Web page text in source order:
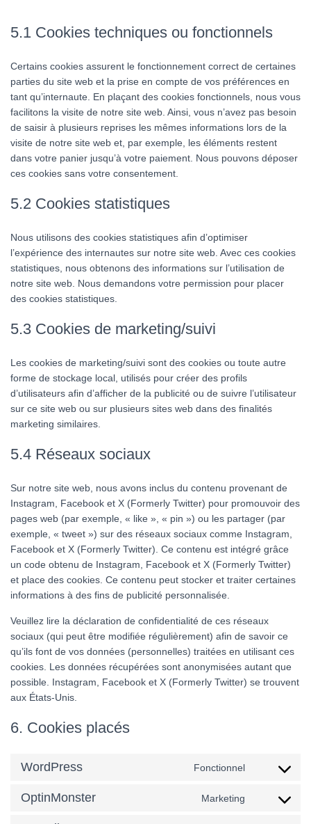
5.1 Cookies techniques ou fonctionnels
Certains cookies assurent le fonctionnement correct de certaines
parties du site web et la prise en compte de vos préférences en
tant qu’internaute. En plaçant des cookies fonctionnels, nous vous
facilitons la visite de notre site web. Ainsi, vous n’avez pas besoin
de saisir à plusieurs reprises les mêmes informations lors de la
visite de notre site web et, par exemple, les éléments restent
dans votre panier jusqu’à votre paiement. Nous pouvons déposer
ces cookies sans votre consentement.
5.2 Cookies statistiques
Nous utilisons des cookies statistiques afin d’optimiser
l’expérience des internautes sur notre site web. Avec ces cookies
statistiques, nous obtenons des informations sur l’utilisation de
notre site web. Nous demandons votre permission pour placer
des cookies statistiques.
5.3 Cookies de marketing/suivi
Les cookies de marketing/suivi sont des cookies ou toute autre
forme de stockage local, utilisés pour créer des profils
d’utilisateurs afin d’afficher de la publicité ou de suivre l’utilisateur
sur ce site web ou sur plusieurs sites web dans des finalités
marketing similaires.
5.4 Réseaux sociaux
Sur notre site web, nous avons inclus du contenu provenant de
Instagram, Facebook et X (Formerly Twitter) pour promouvoir des
pages web (par exemple, « like », « pin ») ou les partager (par
exemple, « tweet ») sur des réseaux sociaux comme Instagram,
Facebook et X (Formerly Twitter). Ce contenu est intégré grâce
un code obtenu de Instagram, Facebook et X (Formerly Twitter)
et place des cookies. Ce contenu peut stocker et traiter certaines
informations à des fins de publicité personnalisée.
Veuillez lire la déclaration de confidentialité de ces réseaux
sociaux (qui peut être modifiée régulièrement) afin de savoir ce
qu’ils font de vos données (personnelles) traitées en utilisant ces
cookies. Les données récupérées sont anonymisées autant que
possible. Instagram, Facebook et X (Formerly Twitter) se trouvent
aux États-Unis.
6. Cookies placés
WordPress Fonctionnel
Consent
service
OptinMonster Marketing
Consent